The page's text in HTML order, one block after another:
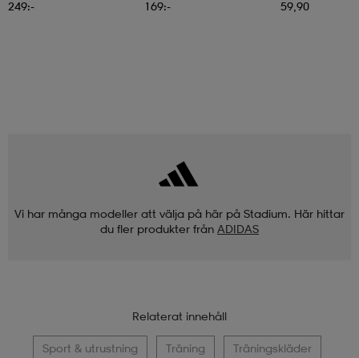
249:- 169:- 59,90
Vi har många modeller att välja på här på Stadium. Här hittar
du fler produkter från ADIDAS
Relaterat innehåll
Sport & utrustning Träning Träningskläder